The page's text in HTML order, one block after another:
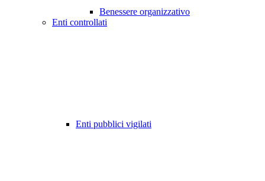
Benessere organizzativo
Enti controllati
Enti pubblici vigilati